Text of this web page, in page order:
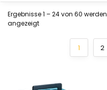
Ergebnisse 1 – 24 von 60 werden
angezeigt
1 2